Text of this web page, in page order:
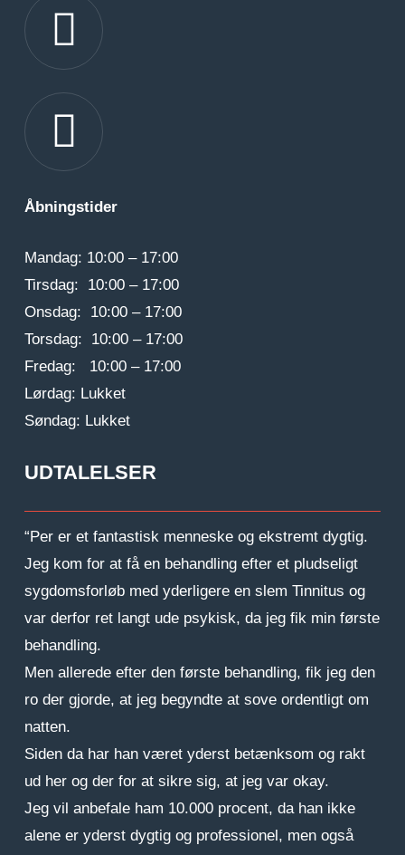
Gå til linkedIn
Åbningstider
Mandag: 10:00 – 17:00
Tirsdag: 10:00 – 17:00
Onsdag: 10:00 – 17:00
Torsdag: 10:00 – 17:00
Fredag: 10:00 – 17:00
Lørdag: Lukket
Søndag: Lukket
UDTALELSER
“Per er et fantastisk menneske og ekstremt dygtig.
Jeg kom for at få en behandling efter et pludseligt
sygdomsforløb med yderligere en slem Tinnitus og
var derfor ret langt ude psykisk, da jeg fik min første
behandling.
Men allerede efter den første behandling, fik jeg den
ro der gjorde, at jeg begyndte at sove ordentligt om
natten.
Siden da har han været yderst betænksom og rakt
ud her og der for at sikre sig, at jeg var okay.
Jeg vil anbefale ham 10.000 procent, da han ikke
alene er yderst dygtig og professionel, men også